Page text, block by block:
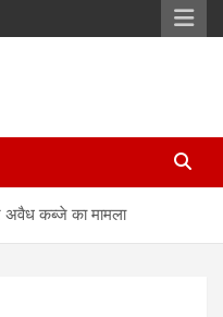
अवैध कब्जे का मामला